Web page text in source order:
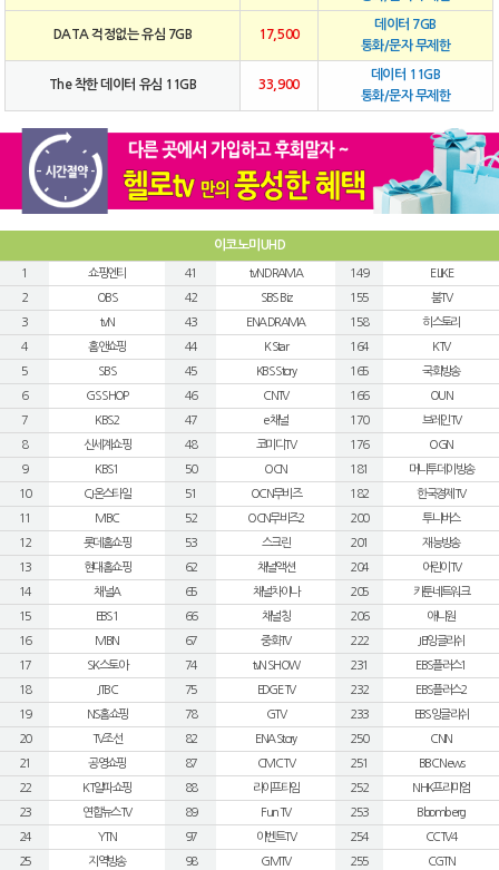
DATA 걱정없는 유심 7GB 17,500
데이터 7GB
통화/문자 무제한
The 착한 데이터 유심 11GB 33,900
데이터 11GB
통화/문자 무제한
이코노미UHD
1
쇼핑엔티
2
OBS
3
tvN
4
홈앤쇼핑
5
SBS
6
GS SHOP
7
KBS2
8
신세계쇼핑
9
KBS1
10
CJ온스타일
11
MBC
12
롯데홈쇼핑
13
현대홈쇼핑
14
채널A
15
EBS1
16
MBN
17
SK스토아
18
JTBC
19
NS홈쇼핑
20
TV조선
21
공영쇼핑
22
KT알파쇼핑
23
연합뉴스TV
24
YTN
25
지역방송
41
tvN DRAMA
42
SBS Biz
43
ENA DRAMA
44
K Star
45
KBS Story
46
CNTV
47
e채널
48
코미디TV
50
OCN
51
OCN무비즈
52
OCN무비즈2
53
스크린
62
채널액션
65
채널차이나
66
채널칭
67
중화TV
74
tvN SHOW
75
EDGE TV
78
GTV
82
ENA Story
87
CMC TV
88
라이프타임
89
Fun TV
97
이벤트TV
98
GMTV
149
E LIKE
155
붐TV
158
히스토리
164
KTV
165
국회방송
166
OUN
170
브레인TV
176
OGN
181
머니투데이방송
182
한국경제TV
200
투니버스
201
재능방송
204
어린이TV
205
카툰네트워크
206
애니원
222
JEI잉글리쉬
231
EBS플러스1
232
EBS플러스2
233
EBS잉글리쉬
250
CNN
251
BBC News
252
NHK프리미엄
253
Bloomberg
254
CCTV4
255
CGTN